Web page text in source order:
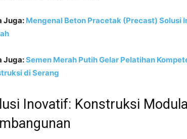
Juga: Mengenal Beton Pracetak (Precast) Solusi
Juga:Semen Merah Putih Gelar Pelatihan
di Serang
Inovatif: Konstruksi